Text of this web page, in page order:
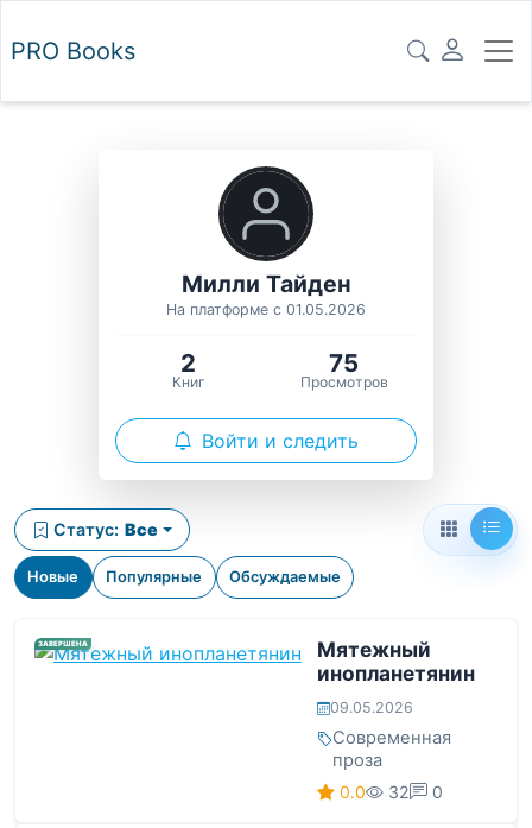
PRO Books
Милли Тайден
На платформе с 01.05.2026
2
Книг
75
Просмотров
Войти и следить
Новые Популярные Обсуждаемые
Статус: Все
ЗАВЕРШЕНА
Мятежный
инопланетянин
09.05.2026
Современная
проза
0.0 32 0